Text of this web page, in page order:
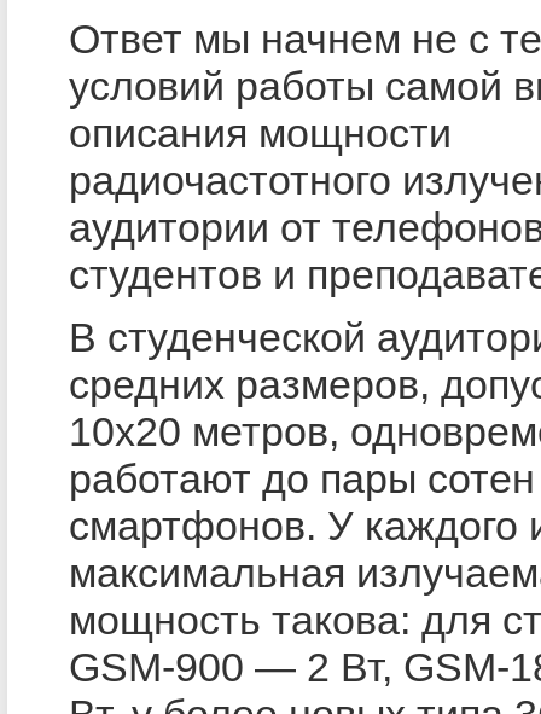
Ответ мы начнем не с
условий работы самой
описания мощности
радиочастотного
аудитории от
студентов и
В студенческой
средних размеров,
10х20 метров,
работают до пары сотен
смартфонов. У каждого
максимальная
мощность такова: для
GSM-900 — 2 Вт, GSM-